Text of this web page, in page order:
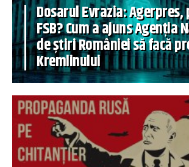
Dosarul Evrazia:
FSB? Cum a ajuns Agenția
de știri României să facă
Kremlinului